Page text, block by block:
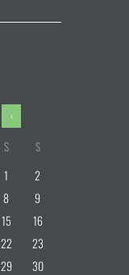
S S
1
2
8
9
15
16
22
23
29
30